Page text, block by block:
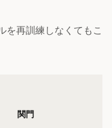
を再訓練しなくてもこ
関門